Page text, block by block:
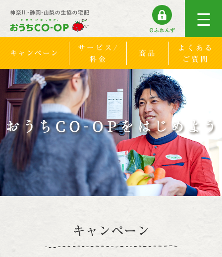
キャンペーン
サービス/
料金
商品
よくある
ご質問
キャンペーン